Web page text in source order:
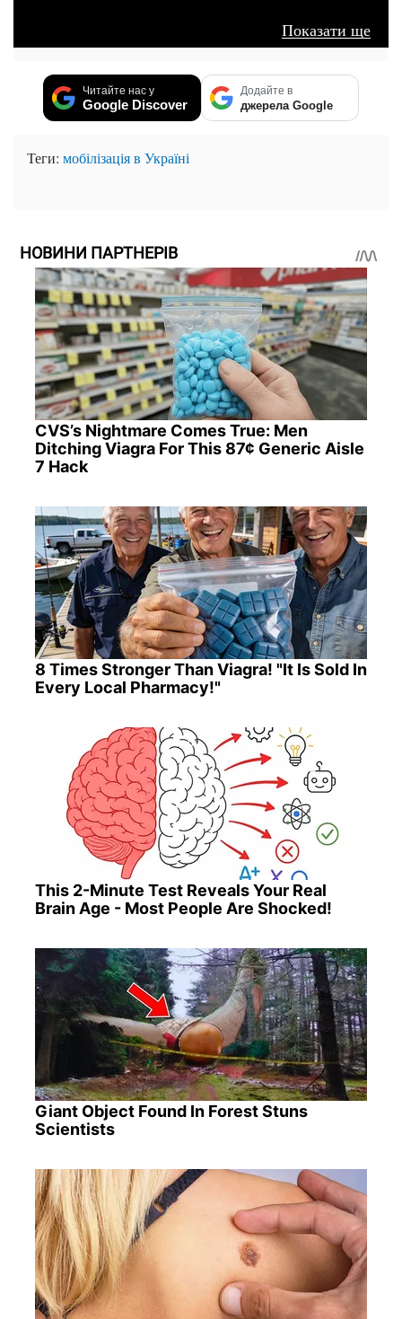
Показати ще
Читайте нас у
Google Discover
Додайте в
джерела Google
Теги: мобілізація в Україні
НОВИНИ ПАРТНЕРІВ
CVS’s Nightmare Comes True: Men
Ditching Viagra For This 87¢ Generic Aisle
7 Hack
8 Times Stronger Than Viagra! "It Is Sold In
Every Local Pharmacy!"
This 2-Minute Test Reveals Your Real
Brain Age - Most People Are Shocked!
Giant Object Found In Forest Stuns
Scientists